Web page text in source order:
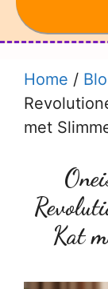
Home /
met
Kat